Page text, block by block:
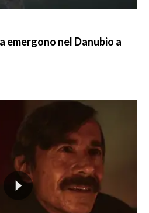
emergono nel Danubio a